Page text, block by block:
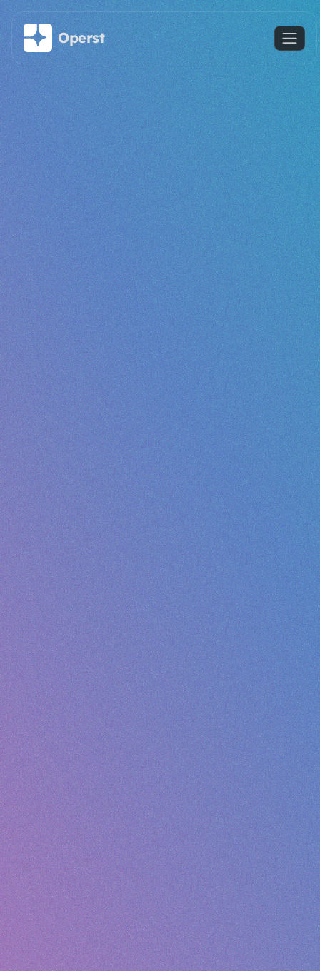
Saltar al contenido principal
Operst